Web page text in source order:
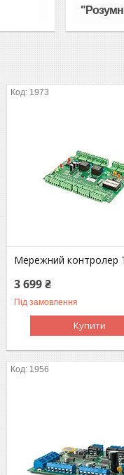
1973
Мережний контролер
3 699 ₴
Під замовлення
Купити
1956